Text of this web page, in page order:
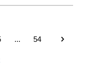
... 54